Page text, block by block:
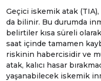
Geçici iskemik atak
da bilinir. Bu durumda
belirtiler kısa süreli
saat içinde tamamen
riskinin habercisidir ve
atak, kalıcı hasar
yaşanabilecek iskemik